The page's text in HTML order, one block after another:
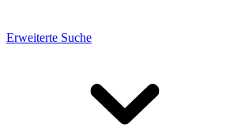
Erweiterte Suche